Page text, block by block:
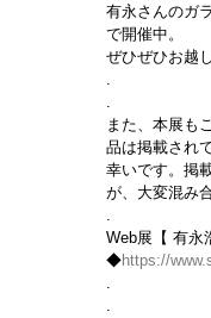
有永さんのガ
で開催中。
ぜひぜひお越
.
.
また、本展も
品は掲載され
幸いです。掲
が、大変混み
.
Web展【 有
◆https://
.
.